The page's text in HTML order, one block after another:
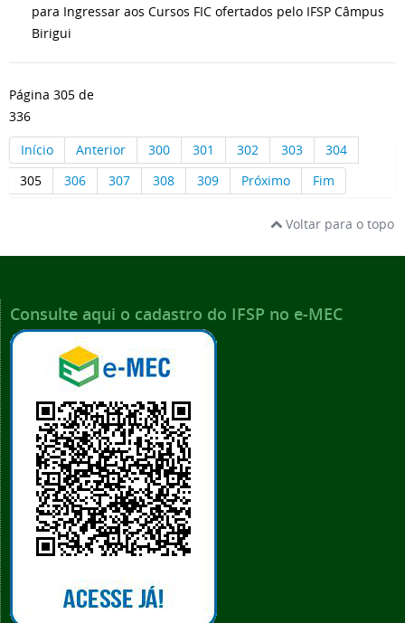
para Ingressar aos Cursos FIC ofertados pelo IFSP Câmpus
Birigui
Página 305 de
336
Início
Anterior 300 301 302 303
304
305
306 307 308 309 Próximo Fim
Voltar para o topo
Consulte aqui o cadastro do IFSP no e-MEC